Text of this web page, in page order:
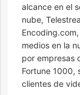
alcance en el
nube,
medios en la
por empresas
Fortune 1000,
clientes de